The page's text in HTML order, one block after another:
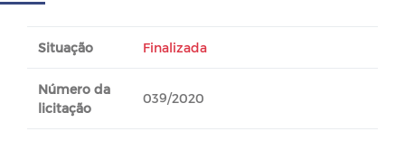
Situação Finalizada
Número da
licitação
039/2020